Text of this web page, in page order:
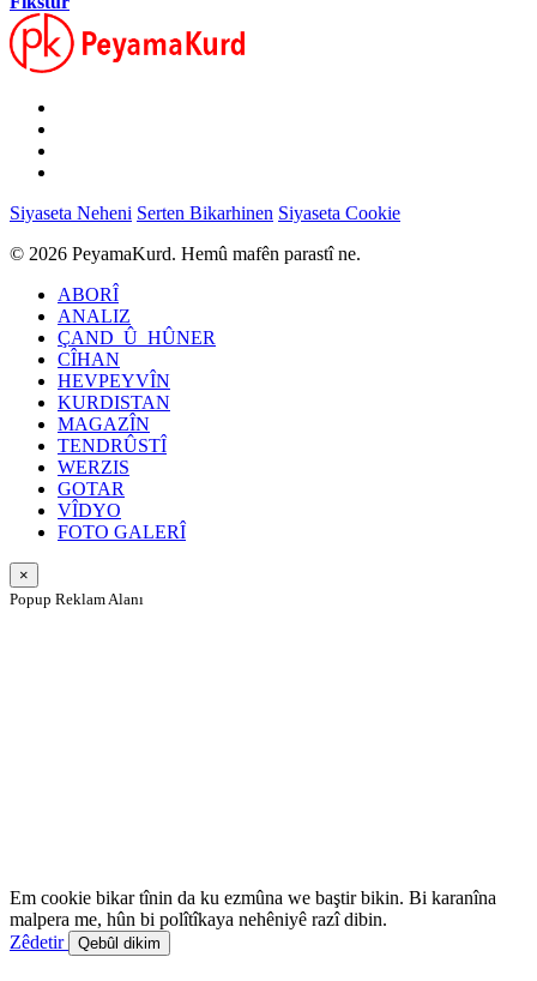
Siyaseta Neheni Serten Bikarhinen Siyaseta Cookie
© 2026 PeyamaKurd. Hemû mafên parastî ne.
ABORÎ
ANALIZ
ÇAND_Û_HÛNER
CÎHAN
HEVPEYVÎN
KURDISTAN
MAGAZÎN
TENDRÛSTÎ
WERZIS
GOTAR
VÎDYO
FOTO GALERÎ
×
Popup Reklam Alanı
Em cookie bikar tînin da ku ezmûna we baştir bikin. Bi karanîna
malpera me, hûn bi polîtîkaya nehêniyê razî dibin.
Zêdetir
Qebûl dikim